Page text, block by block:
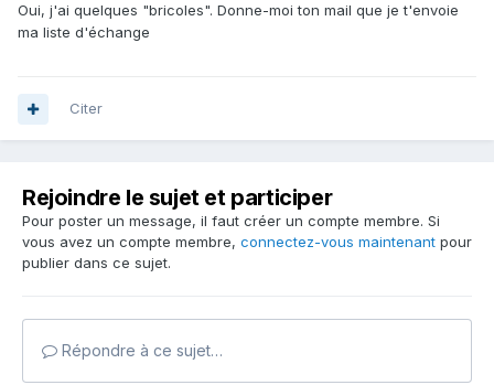
Oui, j'ai quelques "bricoles". Donne-moi ton mail que je t'envoie
ma liste d'échange
Citer
Rejoindre le sujet et participer
Pour poster un message, il faut créer un compte membre. Si
vous avez un compte membre, connectez-vous maintenant pour
publier dans ce sujet.
Répondre à ce sujet…